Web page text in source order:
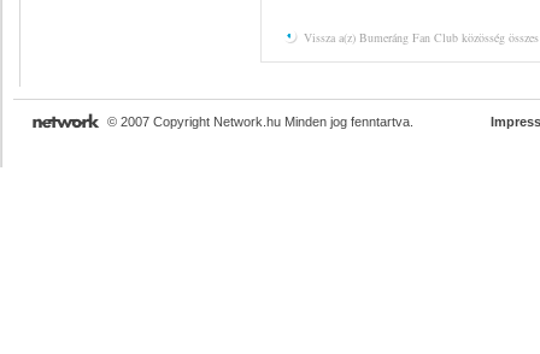
Vissza a(z) Bumeráng Fan Club közösség
© 2007 Copyright Network.hu Minden jog fenntartva.